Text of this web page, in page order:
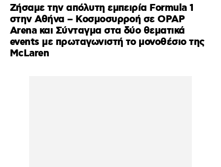
Ζήσαμε την απόλυτη εμπειρία Formula 1
στην Αθήνα – Κοσμοσυρροή σε OPAP
Arena και Σύνταγμα στα δύο θεματικά
events με πρωταγωνιστή το μονοθέσιο της
McLaren